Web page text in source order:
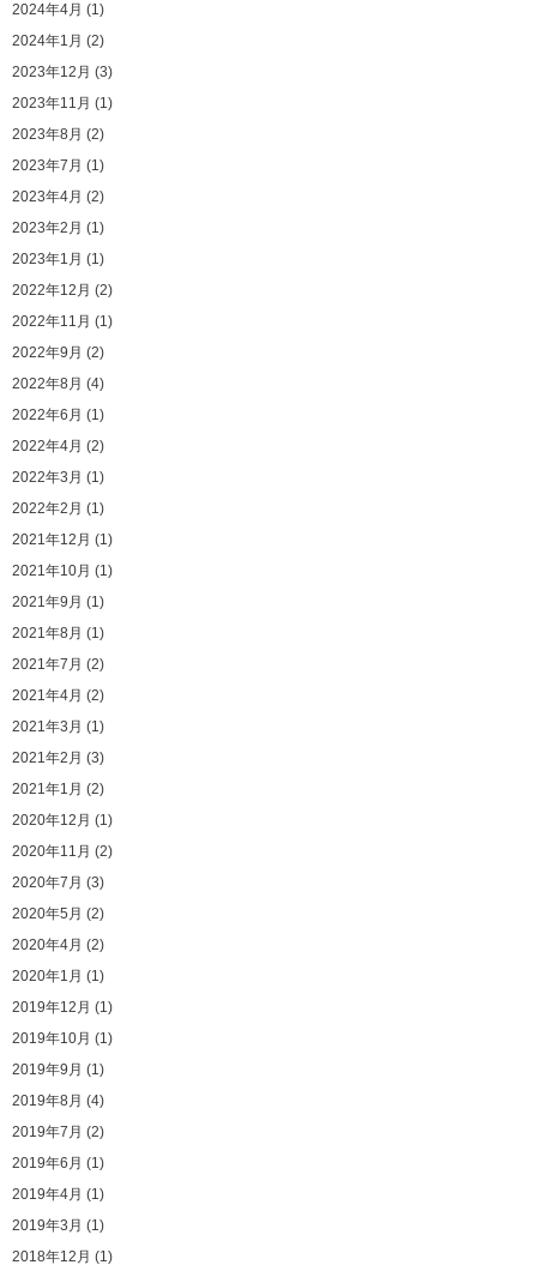
2024年4月 (1)
2024年1月 (2)
2023年12月 (3)
2023年11月 (1)
2023年8月 (2)
2023年7月 (1)
2023年4月 (2)
2023年2月 (1)
2023年1月 (1)
2022年12月 (2)
2022年11月 (1)
2022年9月 (2)
2022年8月 (4)
2022年6月 (1)
2022年4月 (2)
2022年3月 (1)
2022年2月 (1)
2021年12月 (1)
2021年10月 (1)
2021年9月 (1)
2021年8月 (1)
2021年7月 (2)
2021年4月 (2)
2021年3月 (1)
2021年2月 (3)
2021年1月 (2)
2020年12月 (1)
2020年11月 (2)
2020年7月 (3)
2020年5月 (2)
2020年4月 (2)
2020年1月 (1)
2019年12月 (1)
2019年10月 (1)
2019年9月 (1)
2019年8月 (4)
2019年7月 (2)
2019年6月 (1)
2019年4月 (1)
2019年3月 (1)
2018年12月 (1)